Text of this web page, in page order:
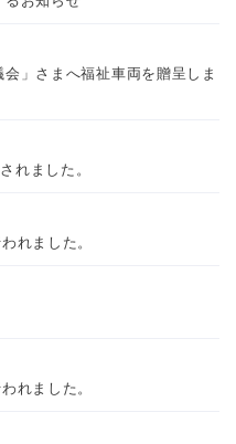
」さまへ福祉車両を贈呈しま
れました。
れました。
れました。